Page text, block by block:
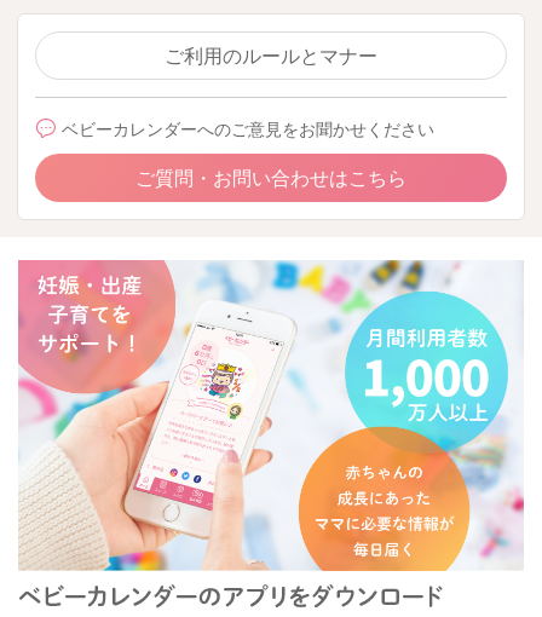
ご利用のルールとマナー
ベビーカレンダーへのご意見をお聞かせください
ご質問・お問い合わせはこちら